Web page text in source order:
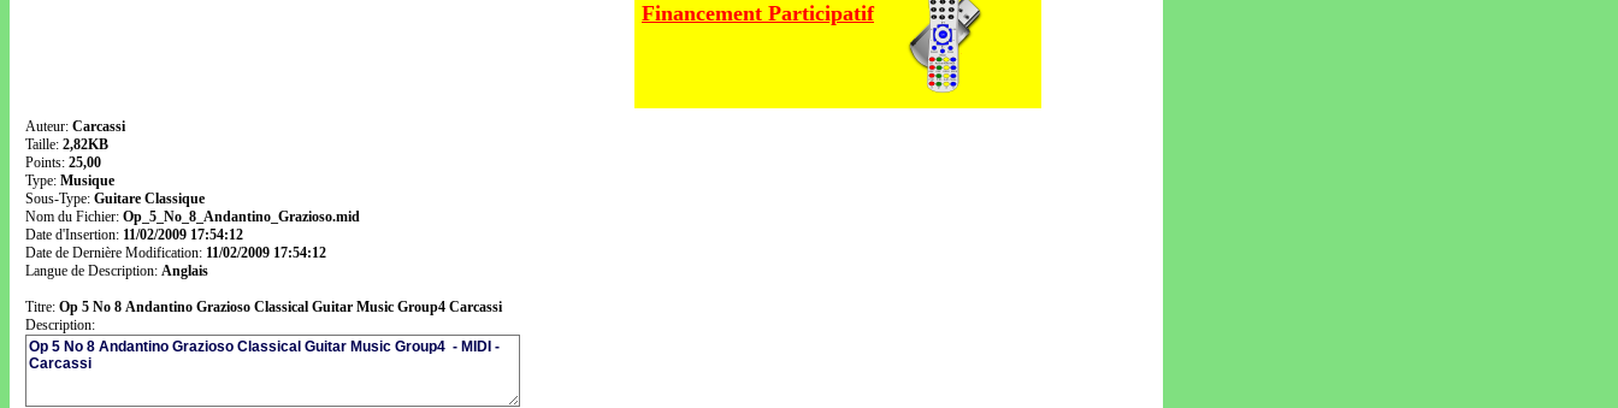
Financement Participatif
Auteur: Carcassi
Taille: 2,82KB
Points: 25,00
Type: Musique
Sous-Type: Guitare Classique
Nom du Fichier: Op_5_No_8_Andantino_Grazioso.mid
Date d'Insertion: 11/02/2009 17:54:12
Date de Dernière Modification: 11/02/2009 17:54:12
Langue de Description: Anglais
Titre: Op 5 No 8 Andantino Grazioso Classical Guitar Music Group4 Carcassi
Description: